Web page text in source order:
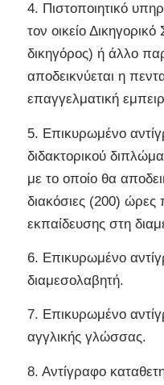
4. Πιστοποιητικό
τον οικείο
δικηγόρος) ή άλλο
αποδεικνύεται η
επαγγελματική
5. Επικυρωμένο
διδακτορικού
με το οποίο θα
διακόσιες (200) ώρες
εκπαίδευσης στη
6. Επικυρωμένο
διαμεσολαβητή.
7. Επικυρωμένο
αγγλικής γλώσσας.
8. Αντίγραφο